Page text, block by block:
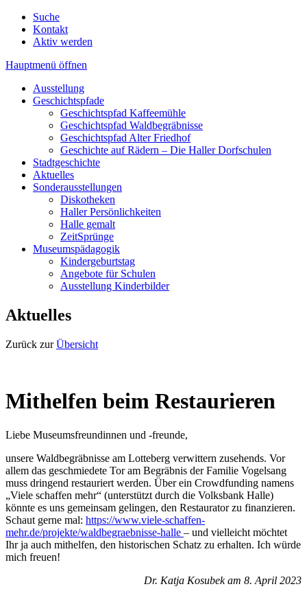
Suche
Kontakt
Aktiv werden
Hauptmenü öffnen
Ausstellung
Geschichtspfade
Geschichtspfad Kaffeemühle
Geschichtspfad Waldbegräbnisse
Geschichtspfad Alter Friedhof
Geschichte auf Rädern – Die Haller Dorfschulen
Stadtgeschichte
Aktuelles
Sonderausstellungen
Diskotheken
Haller Persönlichkeiten
Halle gemalt
ZeitSprünge
Museumspädagogik
Kindergeburtstag
Angebote für Schulen
Ausstellung Kinderbilder
Aktuelles
Zurück zurÜbersicht
Mithelfen beim Restaurieren
Liebe Museumsfreundinnen und -freunde,
unsere Waldbegräbnisse am Lotteberg verwittern zusehends. Vor
allem das geschmiedete Tor am Begräbnis der Familie Vogelsang
muss dringend restauriert werden. Über ein Crowdfunding namens
„Viele schaffen mehr“ (unterstützt durch die Volksbank Halle)
könnte es uns gemeinsam gelingen, den Restaurator zu finanzieren.
Schaut gerne mal: https://www.viele-schaffen-
mehr.de/projekte/waldbegraebnisse-halle – und vielleicht möchtet
Ihr ja auch mithelfen, den historischen Schatz zu erhalten. Ich würde
mich freuen!
Dr. Katja Kosubek am 8. April 2023